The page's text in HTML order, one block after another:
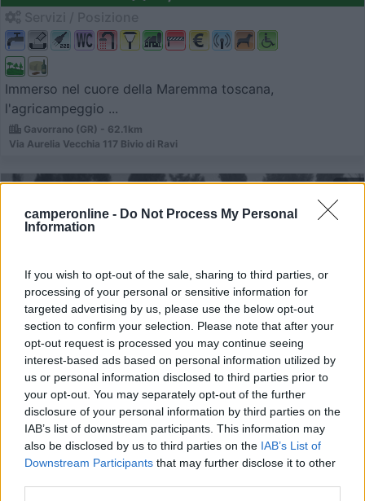
camperonline - Do Not Process My Personal
Information
If you wish to opt-out of the sale, sharing to third parties, or
processing of your personal or sensitive information for
targeted advertising by us, please use the below opt-out
section to confirm your selection. Please note that after your
opt-out request is processed you may continue seeing
interest-based ads based on personal information utilized by
us or personal information disclosed to third parties prior to
your opt-out. You may separately opt-out of the further
disclosure of your personal information by third parties on the
IAB’s list of downstream participants. This information may
also be disclosed by us to third parties on the IAB’s List of
Downstream Participants that may further disclose it to other
Immerso nel cuore della Maremma toscana,
l'agricampeggio ...
Gavorrano (GR) - 62.1km
Via Aurelia Vecchia 117 Bivio di Ravi
Area di sosta (PS+CS)
1
Agriturismo dal Pastore
8,1 14
Servizi / Posizione